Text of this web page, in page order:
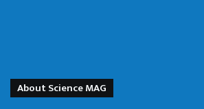
About Science MAG